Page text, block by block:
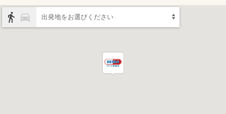
出発地をお選びください